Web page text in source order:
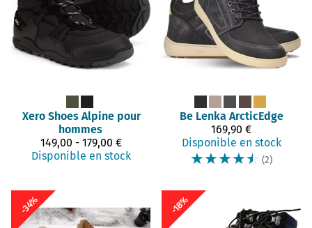
Xero Shoes Alpine pour
hommes
149,00 - 179,00 €
Disponible en stock
Be Lenka ArcticEdge
169,90 €
Disponible en stock
☆☆☆☆☆ (2)
-34% -18%